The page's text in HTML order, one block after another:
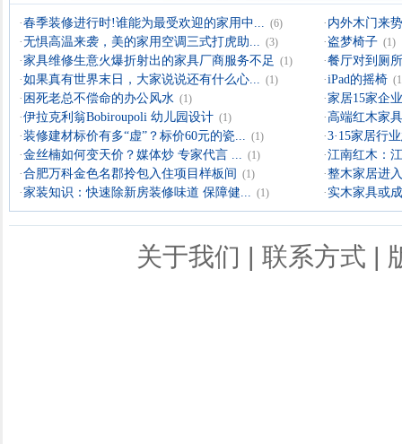
·春季装修进行时!谁能为最受欢迎的家用中... (6) · 内外木门来
·无惧高温来袭，美的家用空调三式打虎助... (3) · 盗梦椅子 (1)
·家具维修生意火爆折射出的家具厂商服务不足 (1) ·餐厅对到厕
·如果真有世界末日，大家说说还有什么心... (1) ·iPad的摇椅
· 困死老总不偿命的办公风水 (1) ·家居15家企
·伊拉克利翁Bobiroupoli 幼儿园设计 (1) ·高端红木家
·装修建材标价有多“虚”？标价60元的瓷... (1) ·3·15家居行
·金丝楠如何变天价？媒体炒 专家代言 ... (1) ·江南红木：
·合肥万科金色名郡拎包入住项目样板间 (1) ·整木家居进
·家装知识：快速除新房装修味道 保障健... (1) ·实木家具或
关于我们 | 联系方式 |